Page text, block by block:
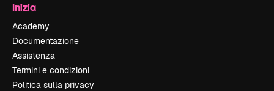
Inizia
Academy
Documentazione
Assistenza
Termini e condizioni
Politica sulla privacy